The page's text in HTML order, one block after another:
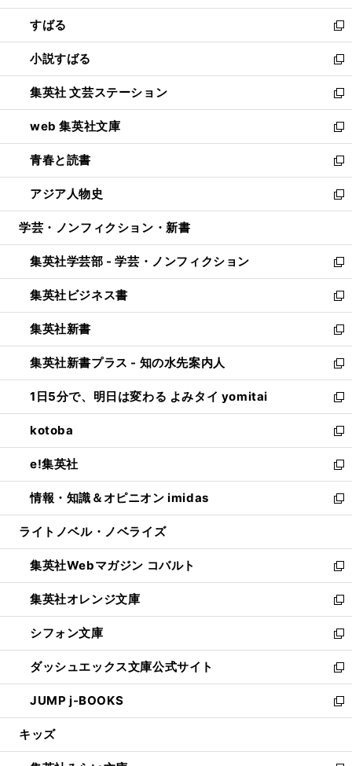
開
く
ウ
で
開
く
ン
ド
ウ
で
開
く
すばる
新
し
い
ウ
ィ
ン
ド
ウ
で
開
く
小説すばる
新
し
い
ウ
ィ
ン
ド
ウ
で
開
集英社 文芸ステーション
新
し
い
ウ
ィ
ン
ド
ウ
開
く
web 集英社文庫
新
し
い
ウ
ィ
ン
ウ
で
開
く
青春と読書
新
し
い
ウ
ン
ド
ウ
で
開
く
アジア人物史
新
し
ウ
ィ
ン
ド
ウ
で
開
く
学芸・ノンフィクション・新書
集英社学芸部 - 学芸・ノンフィクション
新
し
い
ウ
ィ
ン
ド
ウ
で
開
く
集英社ビジネス書
新
し
い
ウ
ィ
ン
ド
ウ
で
開
く
集英社新書
新
し
い
ウ
ィ
ン
ド
ウ
で
開
く
集英社新書プラス - 知の水先案内人
新
し
い
ウ
ィ
ン
ド
ウ
で
開
1日5分で、明日は変わる よみタイ yomitai
新
し
い
ウ
ィ
ン
ド
ウ
開
く
kotoba
新
し
い
ウ
ィ
ン
ウ
で
開
く
e!集英社
新
し
い
ウ
ン
ド
ウ
で
開
く
情報・知識＆オピニオン imidas
新
し
ウ
ィ
ン
ド
ウ
で
開
く
ライトノベル・ノベライズ
集英社Webマガジン コバルト
新
し
い
ウ
ィ
ン
ド
ウ
で
開
集英社オレンジ文庫
新
し
い
ウ
ィ
ン
ド
ウ
開
シフォン文庫
新
し
い
ウ
ィ
ン
ウ
ダッシュエックス文庫公式サイト
新
し
い
ウ
ン
JUMP j-BOOKS
新
し
ウ
キッズ